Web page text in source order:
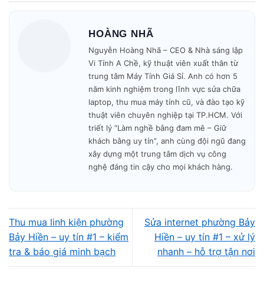
🎁 Bảo hành minh bạch – không phát sinh phí.
Mở cửa: 09h00 – 19h30 mỗi ngày.
Vì sao nên chọn Vi
HOÀNG NHÃ
Nguyễn Hoàng Nhã – CEO & Nhà sáng lập
Vi Tính A Chề, kỹ thuật viên xuất thân từ
trung tâm Máy Tính Giá Sỉ. Anh có hơn 5
năm kinh nghiệm trong lĩnh vực sửa chữa
laptop, thu mua máy tính cũ, và đào tạo kỹ
thuật viên chuyên nghiệp tại TP.HCM. Với
triết lý “Làm nghề bằng đam mê – Giữ
khách bằng uy tín”, anh cùng đội ngũ đang
xây dựng một trung tâm dịch vụ công
nghệ đáng tin cậy cho mọi khách hàng.
Thu mua linh kiện phường
Bảy Hiền – uy tín #1 – kiểm
tra & báo giá minh bạch
Sửa internet phường Bảy
Hiền – uy tín #1 – xử lý
nhanh – hỗ trợ tận nơi